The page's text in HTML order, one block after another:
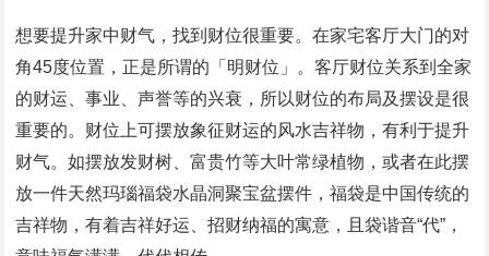
想要提升家中财气，找到财位很重要。在家宅客厅大门的对
角45度位置，正是所谓的「明财位」。客厅财位关系到全家
的财运、事业、声誉等的兴衰，所以财位的布局及摆设是很
重要的。财位上可摆放象征财运的风水吉祥物，有利于提升
财气。如摆放发财树、富贵竹等大叶常绿植物，或者在此摆
放一件天然玛瑙福袋水晶洞聚宝盆摆件，福袋是中国传统的
吉祥物，有着吉祥好运、招财纳福的寓意，且袋谐音“代”，